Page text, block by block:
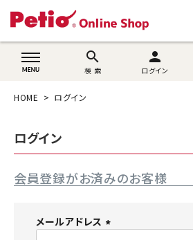
wovn-lang-name
search
検 索
person
ログイン
うさぎ用品
ブランド別に探す
目的別に探す
HOME ログイン
ログイン
会員登録がお済みのお客様
メールアドレス